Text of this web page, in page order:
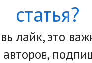
статья?
лайк, это